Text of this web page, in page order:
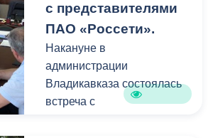
с представителями
ПАО «Россети».
Накануне в
администрации
Владикавказа состоялась
встреча с